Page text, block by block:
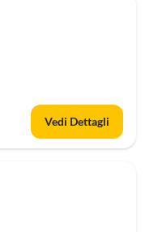
Vedi Dettagli